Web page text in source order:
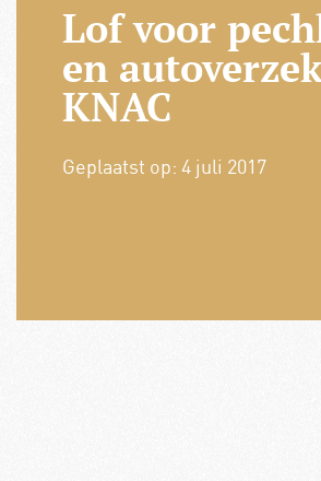
Lof voor
en
KNAC
Geplaatst op: 4 juli 2017